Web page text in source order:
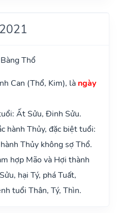
Thổ
Can (Thổ, Kim), là ngày
Ất Sửu, Đinh Sửu.
hành Thủy, đặc biệt tuổi:
Thủy không sợ Thổ.
hợp Mão và Hợi thành
hại Tý, phá Tuất,
tuổi Thân, Tý, Thìn.